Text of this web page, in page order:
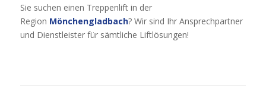
Sie suchen einen Treppenlift in der
Region Mönchengladbach? Wir sind Ihr Ansprechpartner
und Dienstleister für sämtliche Liftlösungen!